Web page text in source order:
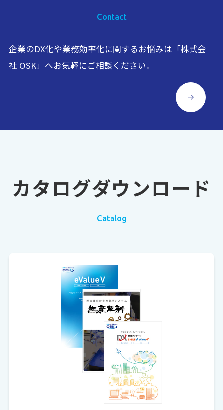
Contact
企業のDX化や業務効率化に関するお悩みは「株式会
社 OSK」へお気軽にご相談ください。
カタログダウンロード
Catalog